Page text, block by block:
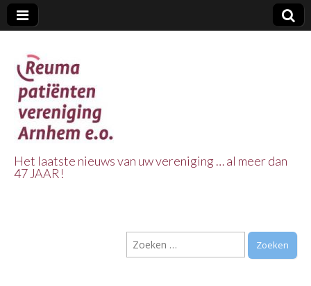
Vereniging
Arnhem e.o.
Het laatste nieuws van uw vereniging … al meer dan
47 JAAR!
Zoeken
naar: